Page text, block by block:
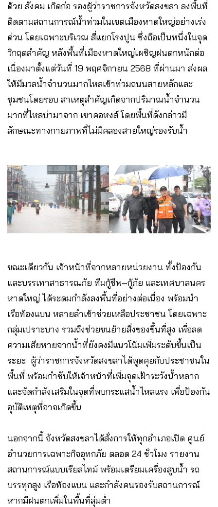
ด้วย สังคม เกิดก่อ รองผู้ว่าราชการจังหวัดสงขลา ลงพื้นที่
ติดตามสถานการณ์น้ำท่วมในเขตเมืองหาดใหญ่อย่างเร่ง
ด่วน โดยเฉพาะบริเวณ สี่แยกโรงปูน ซึ่งถือเป็นหนึ่งในจุด
วิกฤตสำคัญ หลังพื้นที่เมืองหาดใหญ่เผชิญฝนตกหนักต่อ
เนื่องมาตั้งแต่วันที่ 19 พฤศจิกายน 2568 ที่ผ่านมา ส่งผล
ให้มีมวลน้ำจำนวนมากไหลเข้าท่วมถนนสายหลักและ
ชุมชนโดยรอบ สาเหตุสำคัญเกิดจากปริมาณน้ำจำนวน
มากที่ไหลบ่ามาจาก เขาคอหงส์ โดยพื้นที่ดังกล่าวมี
ลักษณะทางกายภาพที่ไม่มีคลองสายใหญ่รองรับน้ำ
ขณะเดียวกัน เจ้าหน้าที่จากหลายหน่วยงาน ทั้งป้องกัน
และบรรเทาสาธารณภัย ทีมกู้ชีพ–กู้ภัย และเทศบาลนคร
หาดใหญ่ ได้ระดมกำลังลงพื้นที่อย่างต่อเนื่อง พร้อมนำ
เรือท้องแบน หลายลำเข้าช่วยเหลือประชาชน โดยเฉพาะ
กลุ่มเปราะบาง รวมถึงช่วยขนย้ายสิ่งของขึ้นที่สูง เพื่อลด
ความเสียหายจากน้ำที่ยังคงมีแนวโน้มเพิ่มระดับขึ้นเป็น
ระยะ ผู้ว่าราชการจังหวัดสงขลาได้พูดคุยกับประชาชนใน
พื้นที่ พร้อมกำชับให้เจ้าหน้าที่เพิ่มจุดเฝ้าระวังน้ำหลาก
และจัดกำลังเสริมในจุดที่พบกระแสน้ำไหลแรง เพื่อป้องกัน
อุบัติเหตุที่อาจเกิดขึ้น
นอกจากนี้ จังหวัดสงขลาได้สั่งการให้ทุกอำเภอเปิด ศูนย์
อำนวยการเฉพาะกิจอุทกภัย ตลอด 24 ชั่วโมง รายงาน
สถานการณ์แบบเรียลไทม์ พร้อมเตรียมเครื่องสูบน้ำ รถ
บรรทุกสูง เรือท้องแบน และกำลังคนรองรับสถานการณ์
หากมีฝนตกเพิ่มในพื้นที่ลุ่มต่ำ